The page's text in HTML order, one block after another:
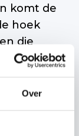
Over
komt de
hoek
die
de nabije
of
of